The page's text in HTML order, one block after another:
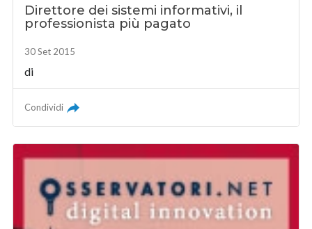
Direttore dei sistemi informativi, il
professionista più pagato
30 Set 2015
di
Condividi